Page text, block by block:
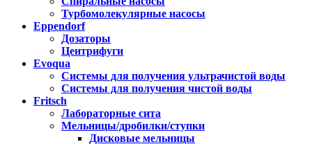
Турбомолекулярные насосы
Eppendorf
Дозаторы
Центрифуги
Evoqua
Системы для получения ультрачистой воды
Системы для получения чистой воды
Fritsch
Лабораторные сита
Мельницы/дробилки/ступки
Дисковые мельницы